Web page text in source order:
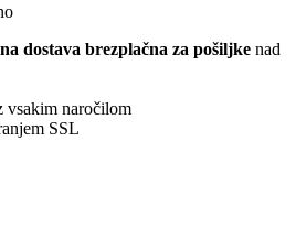
dostava brezplačna za pošiljke nad
vsakim naročilom
SSL